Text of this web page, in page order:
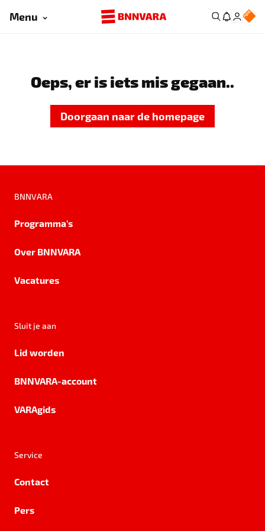
Menu
Oeps, er is iets mis gegaan..
Doorgaan naar de homepage
BNNVARA
Programma's
Over BNNVARA
Vacatures
Sluit je aan
Lid worden
BNNVARA-account
VARAgids
Service
Contact
Pers